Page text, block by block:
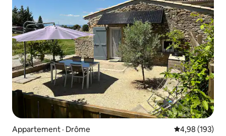
Appartement · Drôme Note
4,98 (193)